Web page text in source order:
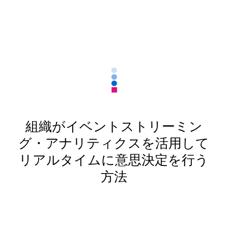
組織がイベントストリーミン
グ・アナリティクスを活用して
リアルタイムに意思決定を行う
方法